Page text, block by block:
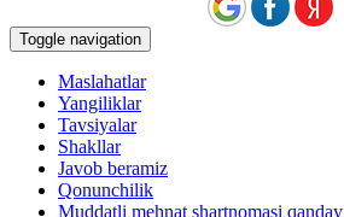
Toggle navigation
Maslahatlar
Yangiliklar
Tavsiyalar
Shakllar
Javob beramiz
Qonunchilik
Muddatli mehnat shartnomasi